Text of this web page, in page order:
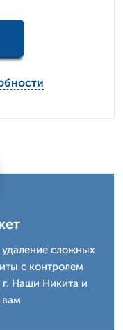
удаление сложных
с контролем
г. Наши Никита и
вам